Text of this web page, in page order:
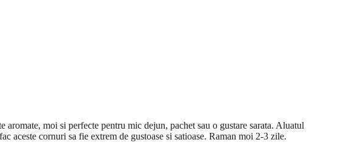
aromate, moi si perfecte pentru mic dejun, pachet sau o gustare sarata. Aluatul
aceste cornuri sa fie extrem de gustoase si satioase. Raman moi 2-3 zile.